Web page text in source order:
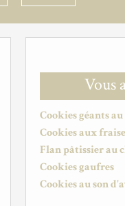
Vous
Cookies géants
Cookies aux
Flan pâtissier au
Cookies gaufres
Cookies au son